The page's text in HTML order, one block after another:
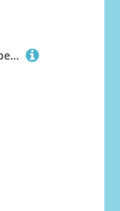
renvena Herren Vintage Hippe Kostüm Metallic Jumpsuit Einteiler Overall Ärmellos Boot Cut Disco Outfit Fasching Karneval Mottoparty Schwarz M